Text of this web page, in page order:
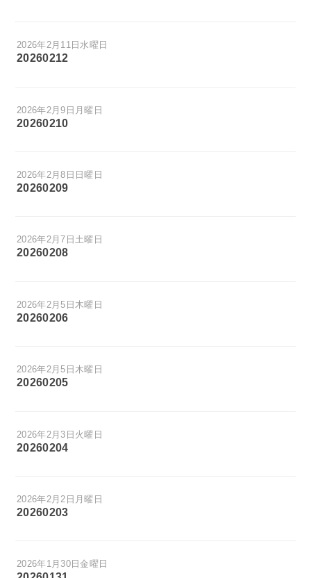
2026年2月11日水曜日
20260212
2026年2月9日月曜日
20260210
2026年2月8日日曜日
20260209
2026年2月7日土曜日
20260208
2026年2月5日木曜日
20260206
2026年2月5日木曜日
20260205
2026年2月3日火曜日
20260204
2026年2月2日月曜日
20260203
2026年1月30日金曜日